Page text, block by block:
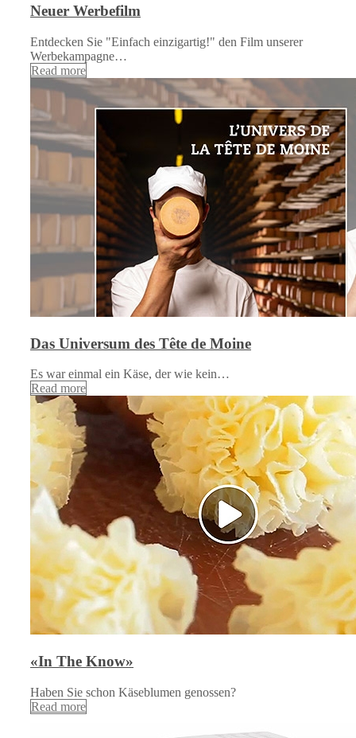
Neuer Werbefilm
Entdecken Sie "Einfach einzigartig!" den Film unserer
Werbekampagne…
Read more
Das Universum des Tête de Moine
Es war einmal ein Käse, der wie kein…
Read more
«In The Know»
Haben Sie schon Käseblumen genossen?
Read more